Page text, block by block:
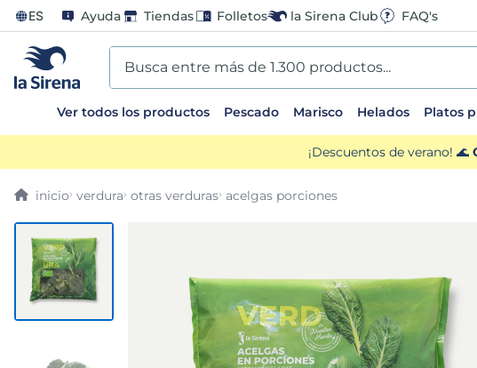
ES Ayuda Tiendas Folletos la Sirena Club FAQ's
Busca entre más de 1.300 productos...
Ver todos los productos Pescado Marisco Helados Platos
¡Descuentos de verano! 🌊
verdura otras verduras acelgas porciones
TÉRMINOS MÁS BUSCADOS
1. helados sirena
3. patatas
4. gamba